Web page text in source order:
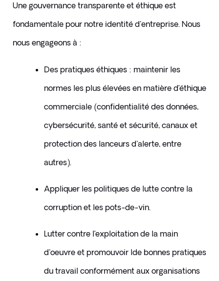
Une gouvernance transparente et éthique est
fondamentale pour notre identité d'entreprise. Nous
nous engageons à :
Des pratiques éthiques : maintenir les
normes les plus élevées en matière d’éthique
commerciale (confidentialité des données,
cybersécurité, santé et sécurité, canaux et
protection des lanceurs d'alerte, entre
autres).
Appliquer les politiques de lutte contre la
corruption et les pots-de-vin.
Lutter contre l’exploitation de la main
d'oeuvre et promouvoir lde bonnes pratiques
du travail conformément aux organisations